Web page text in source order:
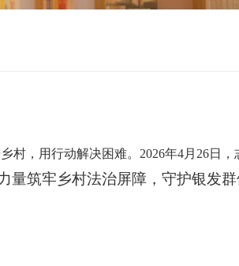
村，用行动解决困难。 2026年4月26日，
量筑牢乡村法治屏障，守护银发